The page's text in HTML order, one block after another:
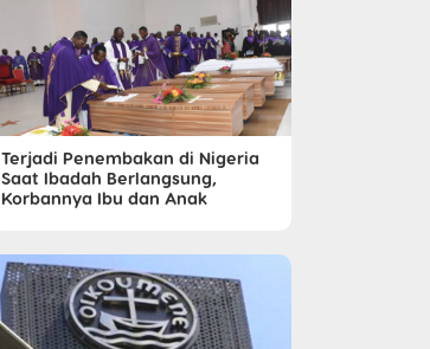
Terjadi Penembakan di Nigeria
Saat Ibadah Berlangsung,
Korbannya Ibu dan Anak